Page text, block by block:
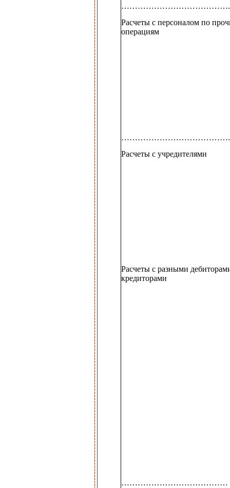
Расчеты с персоналом по
операциям
Расчеты с учредителями
Расчеты с разными
кредиторами
…………………………………